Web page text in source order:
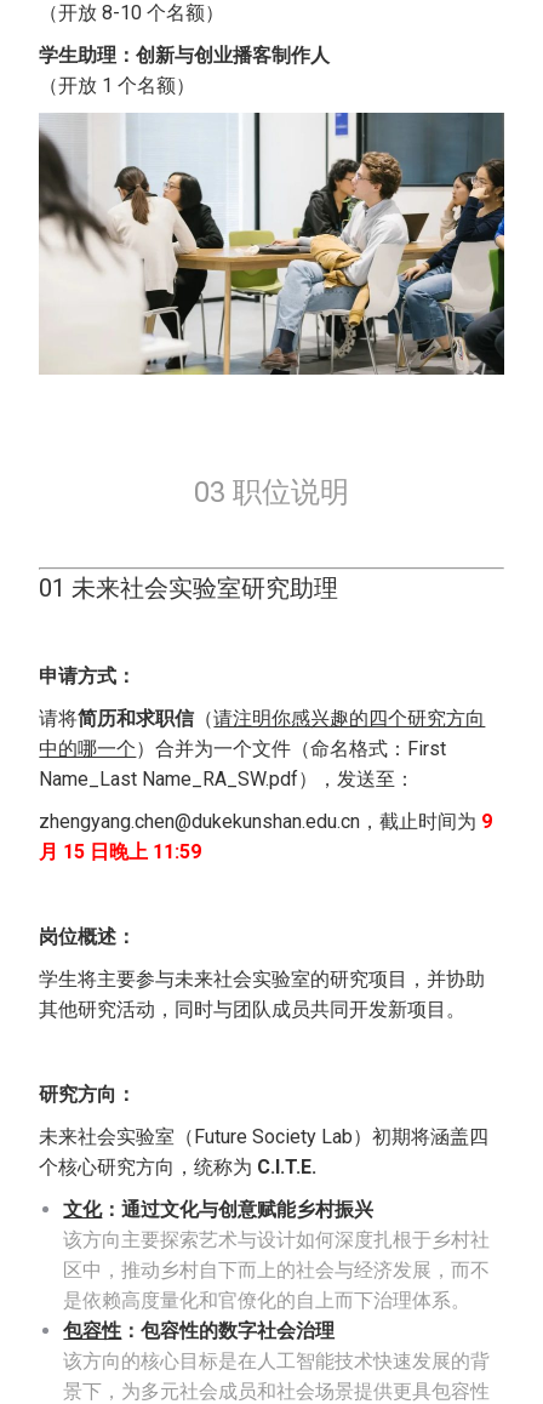
（开放 8-10 个名额）
学生助理：创新与创业播客制作人
（开放 1 个名额）
03 职位说明
01 未来社会实验室研究助理
申请方式：
请将简历和求职信（请注明你感兴趣的四个研究方向
中的哪一个）合并为一个文件（命名格式：First
Name_Last Name_RA_SW.pdf），发送至：
zhengyang.chen@dukekunshan.edu.cn，截止时间为 9
月 15 日晚上 11:59
岗位概述：
学生将主要参与未来社会实验室的研究项目，并协助
其他研究活动，同时与团队成员共同开发新项目。
研究方向：
未来社会实验室（Future Society Lab）初期将涵盖四
个核心研究方向，统称为 C.I.T.E.
文化：通过文化与创意赋能乡村振兴
该方向主要探索艺术与设计如何深度扎根于乡村社
区中，推动乡村自下而上的社会与经济发展，而不
是依赖高度量化和官僚化的自上而下治理体系。
包容性 ：包容性的数字社会治理
该方向的核心目标是在人工智能技术快速发展的背
景下，为多元社会成员和社会场景提供更具包容性